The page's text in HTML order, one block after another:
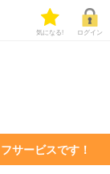
気になる! ログイン
サービスです！